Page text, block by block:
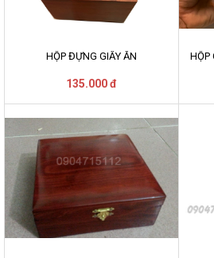
HỘP ĐỰNG GIẤY ĂN
135.000 đ
HỘP